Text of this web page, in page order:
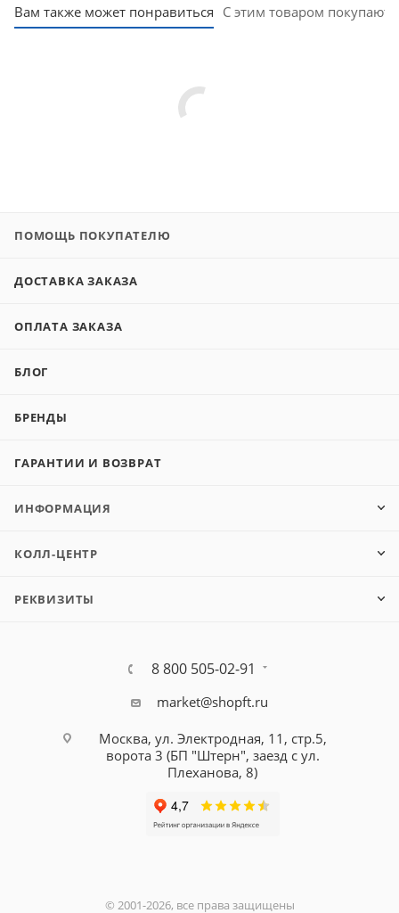
Вам также может понравиться С этим товаром покупают
ПОМОЩЬ ПОКУПАТЕЛЮ
ДОСТАВКА ЗАКАЗА
ОПЛАТА ЗАКАЗА
БЛОГ
БРЕНДЫ
ГАРАНТИИ И ВОЗВРАТ
ИНФОРМАЦИЯ
КОЛЛ-ЦЕНТР
РЕКВИЗИТЫ
8 800 505-02-91
market@shopft.ru
Москва, ул. Электродная, 11, стр.5,
ворота 3 (БП "Штерн", заезд с ул.
Плеханова, 8)
© 2001-2026, все права защищены